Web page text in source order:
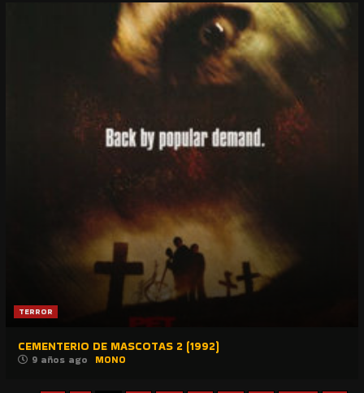
TERROR
CEMENTERIO DE MASCOTAS 2 (1992)
9 años ago MONO